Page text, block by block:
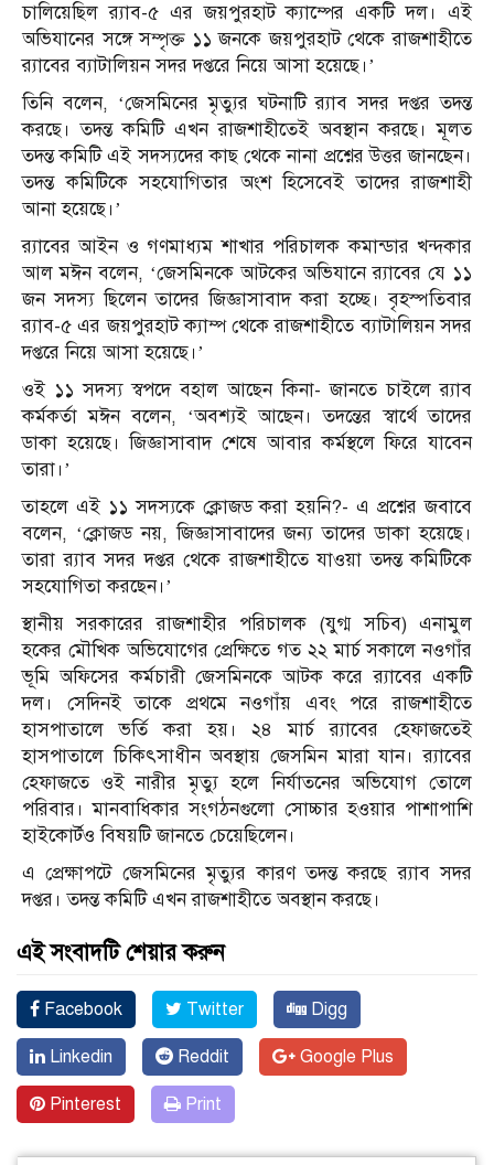
চালিয়েছিল র‌্যাব-৫ এর জয়পুরহাট ক্যাম্পের একটি দল। এই
অভিযানের সঙ্গে সম্পৃক্ত ১১ জনকে জয়পুরহাট থেকে রাজশাহীতে
র‌্যাবের ব্যাটালিয়ন সদর দপ্তরে নিয়ে আসা হয়েছে।’
তিনি বলেন, ‘জেসমিনের মৃত্যুর ঘটনাটি র‌্যাব সদর দপ্তর তদন্ত
করছে। তদন্ত কমিটি এখন রাজশাহীতেই অবস্থান করছে। মূলত
তদন্ত কমিটি এই সদস্যদের কাছ থেকে নানা প্রশ্নের উত্তর জানছেন।
তদন্ত কমিটিকে সহযোগিতার অংশ হিসেবেই তাদের রাজশাহী
আনা হয়েছে।’
র‌্যাবের আইন ও গণমাধ্যম শাখার পরিচালক কমান্ডার খন্দকার
আল মঈন বলেন, ‘জেসমিনকে আটকের অভিযানে র‌্যাবের যে ১১
জন সদস্য ছিলেন তাদের জিজ্ঞাসাবাদ করা হচ্ছে। বৃহস্পতিবার
র‌্যাব-৫ এর জয়পুরহাট ক্যাম্প থেকে রাজশাহীতে ব্যাটালিয়ন সদর
দপ্তরে নিয়ে আসা হয়েছে।’
ওই ১১ সদস্য স্বপদে বহাল আছেন কিনা- জানতে চাইলে র‌্যাব
কর্মকর্তা মঈন বলেন, ‘অবশ্যই আছেন। তদন্তের স্বার্থে তাদের
ডাকা হয়েছে। জিজ্ঞাসাবাদ শেষে আবার কর্মস্থলে ফিরে যাবেন
তারা।’
তাহলে এই ১১ সদস্যকে ক্লোজড করা হয়নি?- এ প্রশ্নের জবাবে
বলেন, ‘ক্লোজড নয়, জিজ্ঞাসাবাদের জন্য তাদের ডাকা হয়েছে।
তারা র‌্যাব সদর দপ্তর থেকে রাজশাহীতে যাওয়া তদন্ত কমিটিকে
সহযোগিতা করছেন।’
স্থানীয় সরকারের রাজশাহীর পরিচালক (যুগ্ম সচিব) এনামুল
হকের মৌখিক অভিযোগের প্রেক্ষিতে গত ২২ মার্চ সকালে নওগাঁর
ভূমি অফিসের কর্মচারী জেসমিনকে আটক করে র‌্যাবের একটি
দল। সেদিনই তাকে প্রথমে নওগাঁয় এবং পরে রাজশাহীতে
হাসপাতালে ভর্তি করা হয়। ২৪ মার্চ র‌্যাবের হেফাজতেই
হাসপাতালে চিকিৎসাধীন অবস্থায় জেসমিন মারা যান। র‌্যাবের
হেফাজতে ওই নারীর মৃত্যু হলে নির্যাতনের অভিযোগ তোলে
পরিবার। মানবাধিকার সংগঠনগুলো সোচ্চার হওয়ার পাশাপাশি
হাইকোর্টও বিষয়টি জানতে চেয়েছিলেন।
এ প্রেক্ষাপটে জেসমিনের মৃত্যুর কারণ তদন্ত করছে র‌্যাব সদর
দপ্তর। তদন্ত কমিটি এখন রাজশাহীতে অবস্থান করছে।
এই সংবাদটি শেয়ার করুন
Facebook Twitter Digg
Linkedin Reddit Google Plus
Pinterest Print